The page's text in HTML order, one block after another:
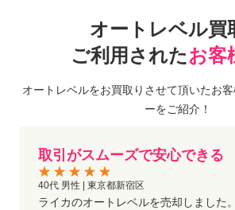
オートレベル買
ご利用されたお客
オートレベルをお買取りさせて頂いたお
ーをご紹介！
取引がスムーズで安心できる
40代 男性 | 東京都新宿区
ライカのオートレベルを売却しました